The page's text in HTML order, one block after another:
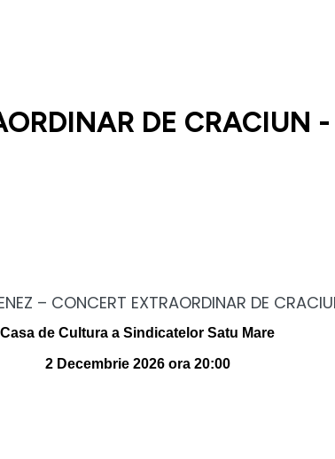
DE CRACIUN
– CONCERT EXTRAORDINAR DE
Casa de Cultura a Sindicatelor Satu Mare
2 Decembrie 2026 ora 20:00